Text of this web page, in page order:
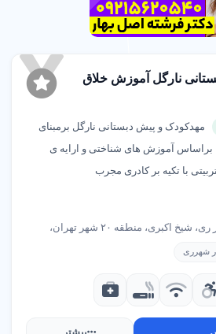
نارگل آموزش خلاق
مهدکودک و پیش دبستانی نارگل برمبنای
براساس آموزش های شناختی و ارایه ی
با تکیه بر کادری مجرب
اکبری، منطقه ۲۰ شهر تهران،
شهرری